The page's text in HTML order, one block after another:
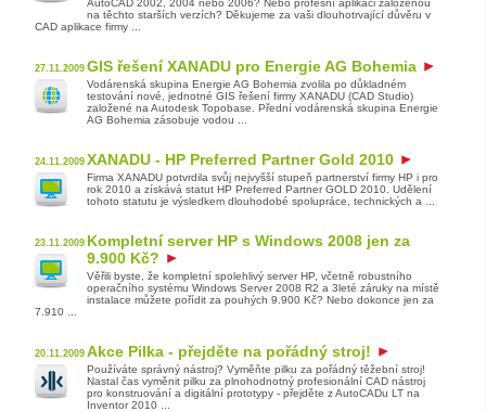
AutoCAD 2002, 2004 nebo 2006? Nebo profesní aplikaci založenou
na těchto starších verzích? Děkujeme za vaši dlouhotrvající důvěru v
CAD aplikace firmy ...
27.11.2009 GIS řešení XANADU pro Energie AG Bohemia
Vodárenská skupina Energie AG Bohemia zvolila po důkladném
testování nové, jednotné GIS řešení firmy XANADU (CAD Studio)
založené na Autodesk Topobase. Přední vodárenská skupina Energie
AG Bohemia zásobuje vodou ...
24.11.2009 XANADU - HP Preferred Partner Gold 2010
Firma XANADU potvrdila svůj nejvyšší stupeň partnerství firmy HP i pro
rok 2010 a získává statut HP Preferred Partner GOLD 2010. Udělení
tohoto statutu je výsledkem dlouhodobé spolupráce, technických a ...
23.11.2009 Kompletní server HP s Windows 2008 jen za
9.900 Kč?
Věřili byste, že kompletní spolehlivý server HP, včetně robustního
operačního systému Windows Server 2008 R2 a 3leté záruky na místě
instalace můžete pořídit za pouhých 9.900 Kč? Nebo dokonce jen za
7.910 ...
20.11.2009 Akce Pilka - přejděte na pořádný stroj!
Používáte správný nástroj? Vyměňte pilku za pořádný těžební stroj!
Nastal čas vyměnit pilku za plnohodnotný profesionální CAD nástroj
pro konstruování a digitální prototypy - přejděte z AutoCADu LT na
Inventor 2010 ...